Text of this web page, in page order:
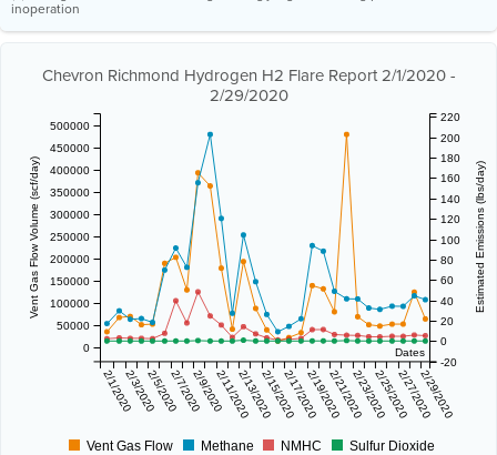
inoperation
Chevron Richmond Hydrogen H2 Flare Report 2/1/2020 -
2/29/2020
Dates
2/1/20202/3/20202/5/20202/7/20202/9/20202/11/20202/13/20202/15/20202/17/20202/19/20202/21/20202/23/20202/25/20202/27/20202/29/2020
Vent Gas Flow Volume (scf/day)
0
50000
100000
150000
200000
250000
300000
350000
400000
450000
500000
Estimated Emissions (lbs/day)
-20
0
20
40
60
80
100
120
140
160
180
200
220
Vent Gas Flow Methane NMHC Sulfur Dioxide